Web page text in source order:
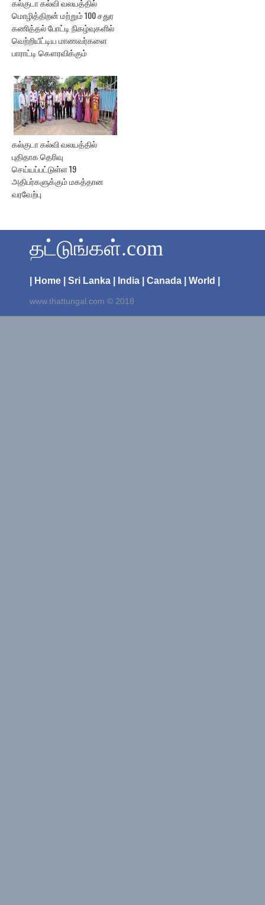
கல்குடா கல்வி வலயத்தில்
மொழித்திறன் மற்றும் 100 சதுர
கணித்தல் போட்டி நிகழ்வுகளில்
வெற்றியீட்டிய மாணவர்களை
பாராட்டி கௌரவிக்கும்
கல்குடா கல்வி வலயத்தில்
புதிதாக தெரிவு
செய்யப்பட்டுள்ள 19
அதிபர்களுக்கும் மகத்தான
வரவேற்பு
தட்டுங்கள்.com
| Home | Sri Lanka | India | Canada | World |
www.thattungal.com © 2018